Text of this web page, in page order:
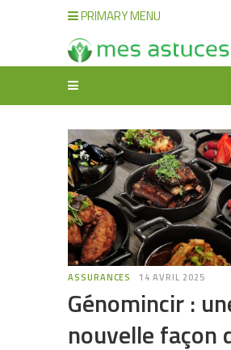
PRIMARY MENU
ASSURANCES 14 AVRIL 2025
Génomincir :
nouvelle façon